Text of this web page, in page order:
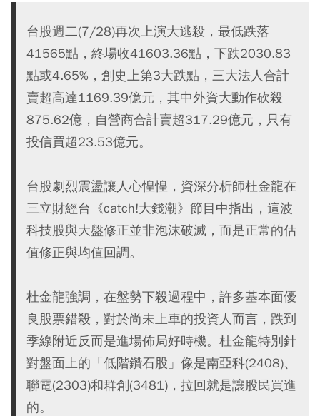
台股週二(7/28)再次上演大逃殺，最低跌落
41565點，終場收41603.36點，下跌2030.83
點或4.65%，創史上第3大跌點，三大法人合計
賣超高達1169.39億元，其中外資大動作砍殺
875.62億，自營商合計賣超317.29億元，只有
投信買超23.53億元。
台股劇烈震盪讓人心惶惶，資深分析師杜金龍在
三立財經台《catch!大錢潮》節目中指出，這波
科技股與大盤修正並非泡沫破滅，而是正常的估
值修正與均值回調。
杜金龍強調，在盤勢下殺過程中，許多基本面優
良股票錯殺，對於尚未上車的投資人而言，跌到
季線附近反而是進場佈局好時機。杜金龍特別針
對盤面上的「低階鑽石股」像是南亞科(2408)、
聯電(2303)和群創(3481)，拉回就是讓股民買進
的。